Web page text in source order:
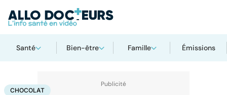
Santé Bien-être Famille Émissions
AccueilSanté Chocolat
CHOCOLAT